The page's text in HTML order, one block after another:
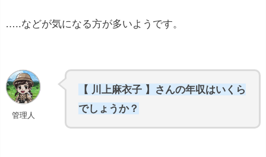
…..などが気になる方が多いようです。
管理人
【 川上麻衣子 】さんの年収はいくら
でしょうか？